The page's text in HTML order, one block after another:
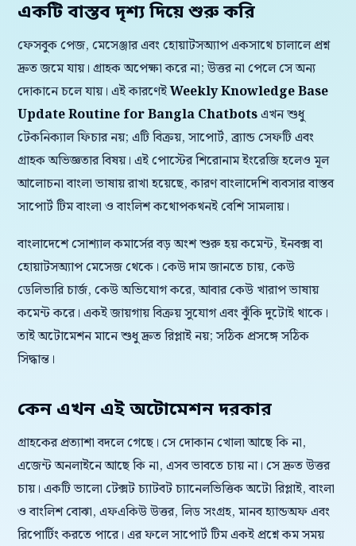
একটি বাস্তব দৃশ্য দিয়ে শুরু করি
ফেসবুক পেজ, মেসেঞ্জার এবং হোয়াটসঅ্যাপ একসাথে চালালে প্রশ্ন
দ্রুত জমে যায়। গ্রাহক অপেক্ষা করে না; উত্তর না পেলে সে অন্য
দোকানে চলে যায়। এই কারণেইWeekly Knowledge Base
Update Routine for Bangla Chatbotsএখন শুধু
টেকনিক্যাল ফিচার নয়; এটি বিক্রয়, সাপোর্ট, ব্র্যান্ড সেফটি এবং
গ্রাহক অভিজ্ঞতার বিষয়। এই পোস্টের শিরোনাম ইংরেজি হলেও মূল
আলোচনা বাংলা ভাষায় রাখা হয়েছে, কারণ বাংলাদেশি ব্যবসার বাস্তব
সাপোর্ট টিম বাংলা ও বাংলিশ কথোপকথনই বেশি সামলায়।
বাংলাদেশে সোশ্যাল কমার্সের বড় অংশ শুরু হয় কমেন্ট, ইনবক্স বা
হোয়াটসঅ্যাপ মেসেজ থেকে। কেউ দাম জানতে চায়, কেউ
ডেলিভারি চার্জ, কেউ অভিযোগ করে, আবার কেউ খারাপ ভাষায়
কমেন্ট করে। একই জায়গায় বিক্রয় সুযোগ এবং ঝুঁকি দুটোই থাকে।
তাই অটোমেশন মানে শুধু দ্রুত রিপ্লাই নয়; সঠিক প্রসঙ্গে সঠিক
সিদ্ধান্ত।
কেন এখন এই অটোমেশন দরকার
গ্রাহকের প্রত্যাশা বদলে গেছে। সে দোকান খোলা আছে কি না,
এজেন্ট অনলাইনে আছে কি না, এসব ভাবতে চায় না। সে দ্রুত উত্তর
চায়। একটি ভালো টেক্সট চ্যাটবট চ্যানেলভিত্তিক অটো রিপ্লাই, বাংলা
ও বাংলিশ বোঝা, এফএকিউ উত্তর, লিড সংগ্রহ, মানব হ্যান্ডঅফ এবং
রিপোর্টিং করতে পারে। এর ফলে সাপোর্ট টিম একই প্রশ্নে কম সময়